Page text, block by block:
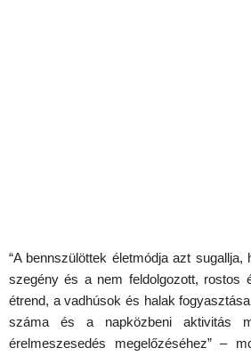
“A bennszülöttek életmódja azt
szegény és a nem feldolgozott, rostos
étrend, a vadhúsok és halak
száma és a napközbeni aktivitás
érelmeszesedés megelőzéséhez” –